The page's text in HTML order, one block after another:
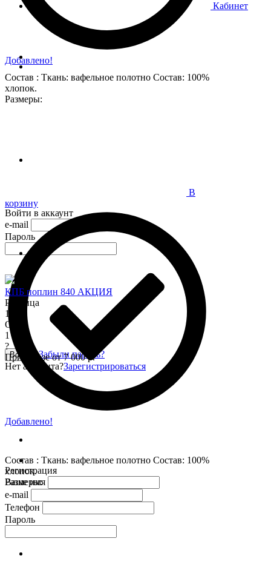
Добавлено!
Состав : Ткань: вафельное полотно Состав: 100%
хлопок.
Размеры:
В
корзину
Добавлено!
Состав : Ткань: вафельное полотно Состав: 100%
хлопок.
Размеры:
КПБ поплин 840 АКЦИЯ
Розница
1 345
Опт
1 150
?
При заказе от 7 000 р.
Кабинет
Войти в аккаунт
e-mail
Пароль
Войти
Забыли пароль?
Нет аккаунта?Зарегистрироваться
Регистрация
Ваше имя
e-mail
Телефон
Пароль